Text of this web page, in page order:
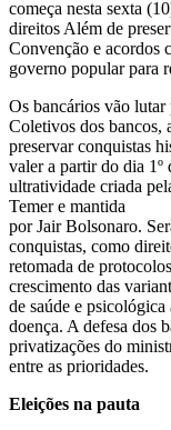
começa nesta sexta
direitos Além de
Convenção e acordos
governo popular para
Os bancários vão
Coletivos dos bancos,
preservar conquistas
valer a partir do dia 1º
ultratividade criada
Temer e mantida
por Jair Bolsonaro.
conquistas, como
retomada de
crescimento das
de saúde e psicológica
doença. A defesa dos
privatizações do
entre as prioridades.
Eleições na pauta